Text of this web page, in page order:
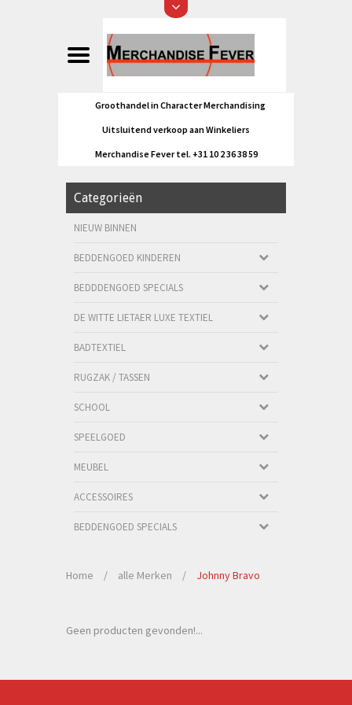
Groothandel in Character Merchandising
Uitsluitend verkoop aan Winkeliers
Merchandise Fever tel. +31 10 2 36 38 59
Categorieën
NIEUW BINNEN
BEDDENGOED KINDEREN
BEDDDENGOED SPECIALS
DE WITTE LIETAER LUXE TEXTIEL
BADTEXTIEL
RUGZAK / TASSEN
SCHOOL
SPEELGOED
MEUBEL
ACCESSOIRES
BEDDENGOED SPECIALS
Home / alle Merken / Johnny Bravo
Geen producten gevonden!...